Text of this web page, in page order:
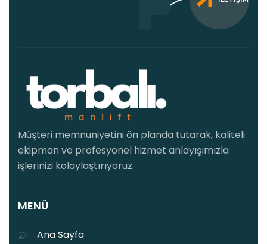
Müşteri memnuniyetini ön planda tutarak, kaliteli
ekipman ve profesyonel hizmet anlayışımızla
işlerinizi kolaylaştırıyoruz.
MENÜ
Ana Sayfa